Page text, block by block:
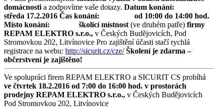
domácnosti a zodpovíme vaše dotazy. Datum konání:
středa 17.2.2016 Čas konání:
od 10:00 do 14:00 hod.
Místo konání:
školící místnost (ve druhém patře) firmy
REPAM ELEKTRO s.r.o., v Českých Budějovicích, Pod
Stromovkou 202, Litvínovice Pro zajištění účasti stačí rychlá
registrace na webu: http://sicurit.cz/cze/ Školení je zdarma –
občerstvení je zajištěno!
Ve spolupráci firem REPAM ELEKTRO a SICURIT CS probíhá
ve čtvrtek 18.2.2016 od 7:00 do 16:00 hod. v prostorách
prodejny REPAM ELEKTRO s.r.o., v Českých Budějovicích
Pod Stromovkou 202, Litvínovice